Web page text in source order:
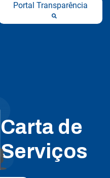
Portal Transparência
Carta de
Serviços